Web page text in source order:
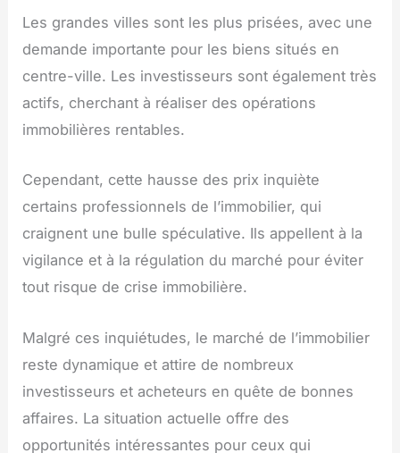
Les grandes villes sont les plus prisées, avec une
demande importante pour les biens situés en
centre-ville. Les investisseurs sont également très
actifs, cherchant à réaliser des opérations
immobilières rentables.
Cependant, cette hausse des prix inquiète
certains professionnels de l’immobilier, qui
craignent une bulle spéculative. Ils appellent à la
vigilance et à la régulation du marché pour éviter
tout risque de crise immobilière.
Malgré ces inquiétudes, le marché de l’immobilier
reste dynamique et attire de nombreux
investisseurs et acheteurs en quête de bonnes
affaires. La situation actuelle offre des
opportunités intéressantes pour ceux qui